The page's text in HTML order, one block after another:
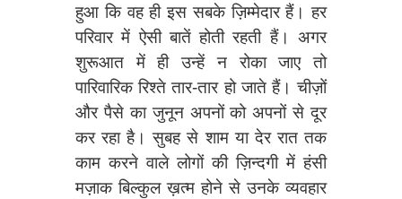
हुआ कि वह ही इस सबके ज़िम्मेदार हैं। हर
परिवार में ऐसी बातें होती रहती हैं। अगर
शुरूआत में ही उन्हें न रोका जाए तो
पारिवारिक रिश्ते तार-तार हो जाते हैं। चीज़ों
और पैसे का जुनून अपनों को अपनों से दूर
कर रहा है। सुबह से शाम या देर रात तक
काम करने वाले लोगों की ज़िन्दगी में हंसी
मज़ाक बिल्कुल ख़त्म होने से उनके व्यवहार